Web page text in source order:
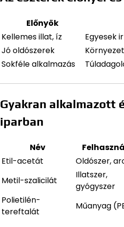
Előnyök
Kellemes illat, íz
Egyesek
Jó oldószerek
Sokféle alkalmazás
Gyakran alkalmazott
iparban
Név
Etil-acetát
Oldószer,
Metil-szalicilát
Illatszer,
gyógyszer
Polietilén-
tereftalát
Műanyag